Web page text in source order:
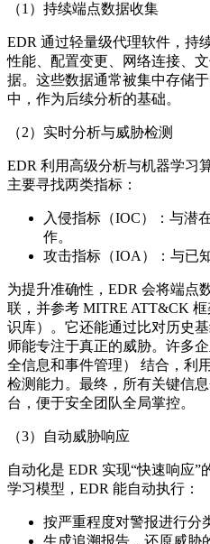
（1）持续端点数据收集
EDR 通过轻量级代理软件，持
性能、配置变更、网络连接、
据。这些数据通常被集中存储
中，作为后续分析的基础。
（2）实时分析与威胁检测
EDR 利用高级分析与机器学习
主要寻找两类指标：
入侵指标（IOC）：与潜
作。
攻击指标（IOA）：与已
为提升准确性，EDR 会将端点
联，并参考 MITRE ATT&CK
识库）。它还能通过比对历史
师能专注于真正的威胁。许多
全信息和事件管理） 结合，利
检测能力。最终，所有关键信
台，便于安全团队全局掌控。
（3）自动威胁响应
自动化是 EDR 实现“快速响应
学习模型，EDR 能自动执行：
按严重程度对警报进行分